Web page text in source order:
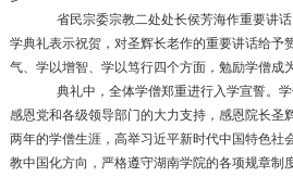
省民宗委宗教二处处长侯芳海作重要讲
学典礼表示祝贺，对圣辉长老作的重要讲话给予
气、学以增智、学以笃行四个方面，勉励学僧成
典礼中，全体学僧郑重进行入学宣誓。
感恩党和各级领导部门的大力支持，感恩院长圣
两年的学僧生涯，高举习近平新时代中国特色社
教中国化方向，严格遵守湖南学院的各项规章制